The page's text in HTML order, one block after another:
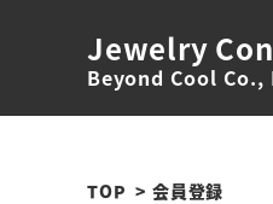
Jewelry
Beyond Cool Co.,
TOP 会員登録